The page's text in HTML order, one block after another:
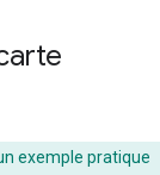
exemple pratique